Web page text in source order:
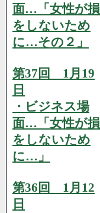
面…「女性が損
をしないため
に…その２」
第37回 1月19
日
・ビジネス場
面…「女性が損
をしないため
に…」
第36回 1月12
日